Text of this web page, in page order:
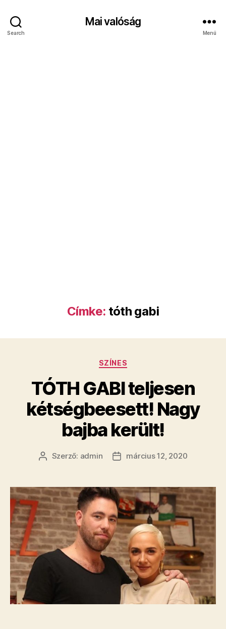
Search
Mai valóság
Menü
Címke: tóth gabi
Kategóriák
SZÍNES
TÓTH GABI teljesen
kétségbeesett! Nagy
bajba került!
Bejegyzés
Szerző: admin
Bejegyzés
március 12, 2020